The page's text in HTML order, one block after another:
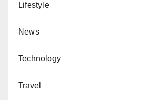
Lifestyle
News
Technology
Travel